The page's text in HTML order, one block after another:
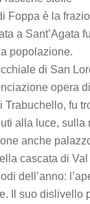
Foppa è la
a Sant’Agata
popolazione.
di San
opera
Trabuchello, fu
alla luce,
anche
cascata di
dell’anno:
Il suo dislivello